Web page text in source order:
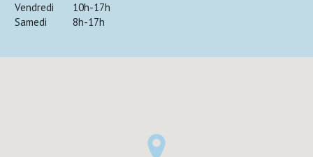
Vendredi
10h-17h
Samedi
8h-17h